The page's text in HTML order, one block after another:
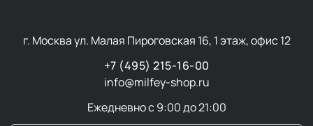
г. Москва ул. Малая Пироговская 16, 1 этаж, офис 12
+7 (495) 215-16-00
info@milfey-shop.ru
Ежедневно с 9:00 до 21:00